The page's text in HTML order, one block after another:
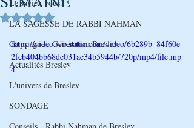
Le saviez-vous?
LA SAGESSE DE RABBI NAHMAN
Campagne : Génération Breslev
Actualités Breslev
L'univers de Breslev
SONDAGE
Conseils - Rabbi Nahman de Breslev
Noté NaN étoiles sur 5.
https://video.wixstatic.com/video/6b289b_84f60e
2feb404bb68de031ae34b5944b/720p/mp4/file.mp
4